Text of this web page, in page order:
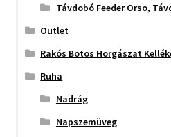
Távdobó Feeder Orso,
Outlet
Rakós Botos Horgászat
Ruha
Nadrág
Napszemüveg